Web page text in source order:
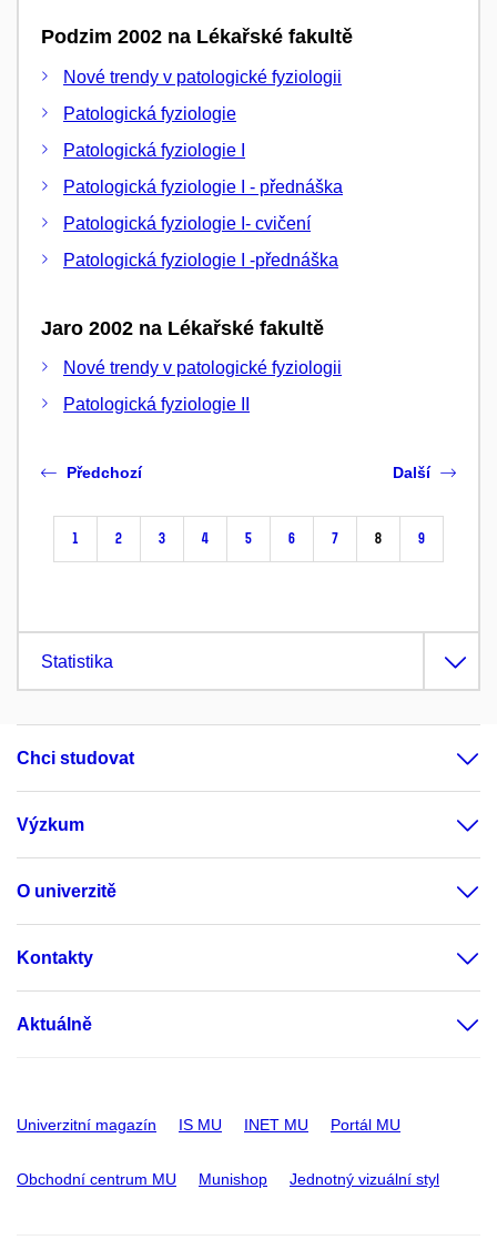
Podzim 2002 na Lékařské fakultě
Nové trendy v patologické fyziologii
Patologická fyziologie
Patologická fyziologie I
Patologická fyziologie I - přednáška
Patologická fyziologie I- cvičení
Patologická fyziologie I -přednáška
Jaro 2002 na Lékařské fakultě
Nové trendy v patologické fyziologii
Patologická fyziologie II
Předchozí
1 2 3 4 5 6 7 8 9
Další
Statistika
Chci studovat
Výzkum
O univerzitě
Kontakty
Aktuálně
Univerzitní magazín IS MU INET MU Portál MU
Obchodní centrum MU Munishop Jednotný vizuální styl